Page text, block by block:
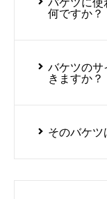
何ですか？
バケツのサ
きますか？
そのバケツ